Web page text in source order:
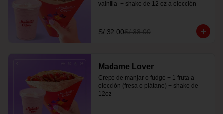
vainilla  + shake de 12 oz a elección
S/ 32.00S/ 38.00
Madame Lover
Crepe de manjar o fudge + 1 fruta a
elección (fresa o plátano) + shake de
12oz